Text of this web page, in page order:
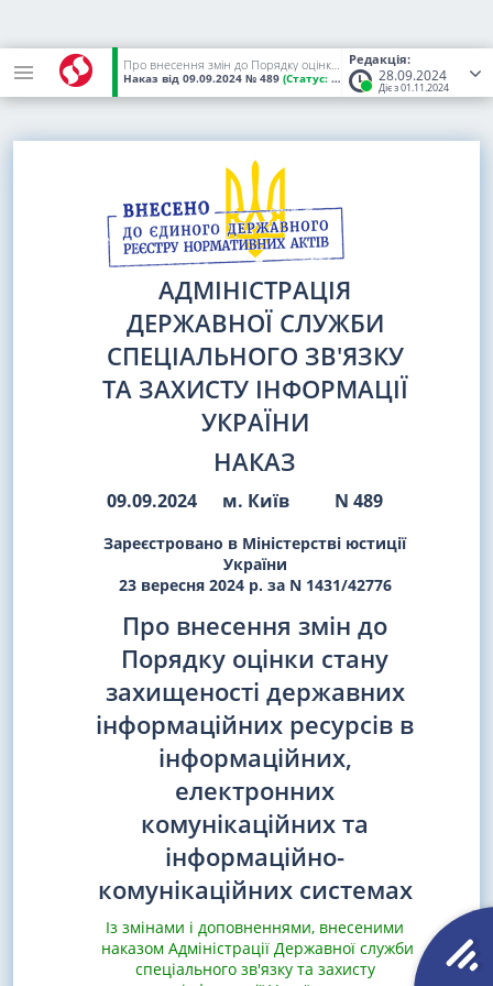
Редакція:
28.09.2024
Діє з 01.11.2024
Про внесення змін до Порядку оцінки стану захищеності державних інформаційних ресурсів в інформаційних, електронних комунікаційних та інформаційно-комунікаційних системах
Наказ від 09.09.2024 № 489 (Статус:
АДМІНІСТРАЦІЯ
ДЕРЖАВНОЇ СЛУЖБИ
СПЕЦІАЛЬНОГО ЗВ'ЯЗКУ
ТА ЗАХИСТУ ІНФОРМАЦІЇ
УКРАЇНИ
НАКАЗ
09.09.2024 м. Київ N 489
Зареєстровано в Міністерстві юстиції
України
23 вересня 2024 р. за N 1431/42776
Про внесення змін до
Порядку оцінки стану
захищеності державних
інформаційних ресурсів в
інформаційних,
електронних
комунікаційних та
інформаційно-
комунікаційних системах
Із змінами і доповненнями, внесеними
наказом Адміністрації Державної служби
спеціального зв'язку та захисту